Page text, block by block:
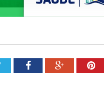
TwitterFacebookGoogle+